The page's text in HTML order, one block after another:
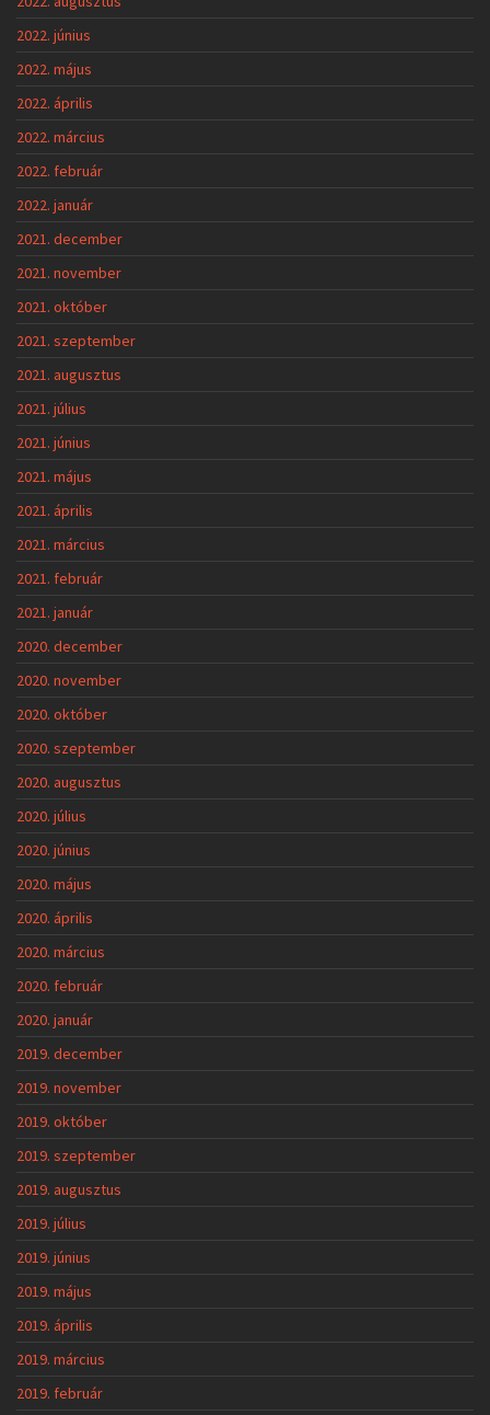
2022. június
2022. május
2022. április
2022. március
2022. február
2022. január
2021. december
2021. november
2021. október
2021. szeptember
2021. augusztus
2021. július
2021. június
2021. május
2021. április
2021. március
2021. február
2021. január
2020. december
2020. november
2020. október
2020. szeptember
2020. augusztus
2020. július
2020. június
2020. május
2020. április
2020. március
2020. február
2020. január
2019. december
2019. november
2019. október
2019. szeptember
2019. augusztus
2019. július
2019. június
2019. május
2019. április
2019. március
2019. február